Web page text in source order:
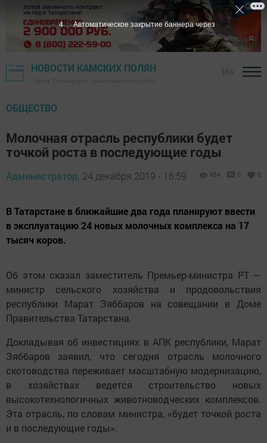
НОВОСТИ КАМСКИХ ПОЛЯН
ОБЩЕСТВО
Молочная отрасль республики будет
точкой роста в последующие годы
Администратор, 24 декабря 2019 - 16:59 954 0 0
В Татарстане в ближайшие два года планируют ввести
в эксплуатацию 24 новых молочных комплекса на 17
тысяч коров.
Об этом сказал заместитель Премьер-министра РТ —
министр сельского хозяйства и продовольствия
республики Марат Зяббаров на совещании в Доме
Правительства Татарстана.
Докладывая об инвестициях в АПК республики, Марат
Зяббаров заявил, что сегодня отрасль молочного
скотоводства переживает масштабную модернизацию,
в хозяйствах ведется строительство новых
высокотехнологичных животноводческих комплексов.
Эта отрасль, по словам министра, «будет точкой роста
и в последующие годы».
3 Автоматическое закрытие баннера через